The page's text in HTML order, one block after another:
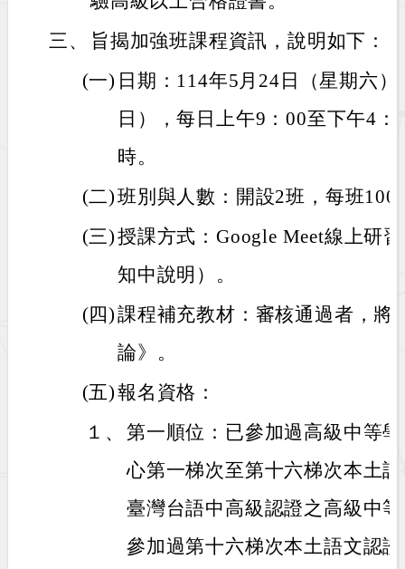
三、
旨揭加強班課程資訊，說明如下：
(一) 日期：114年5月24日（星期六
日），每日上午9：00至下午4
時。
(二)班別與人數：開設2班，每班100
(三)授課方式：Google Meet線上研
知中說明）。
(四)課程補充教材：審核通過者，將
論》。
(五)報名資格：
１、 第一順位：已參加過高級中等
心第一梯次至第十六梯次本土
臺灣台語中高級認證之高級中
參加過第十六梯次本土語文認